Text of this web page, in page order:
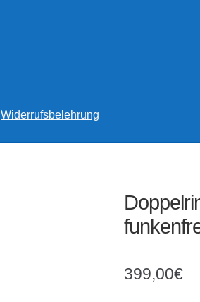
Widerrufsbelehrung
399,00€